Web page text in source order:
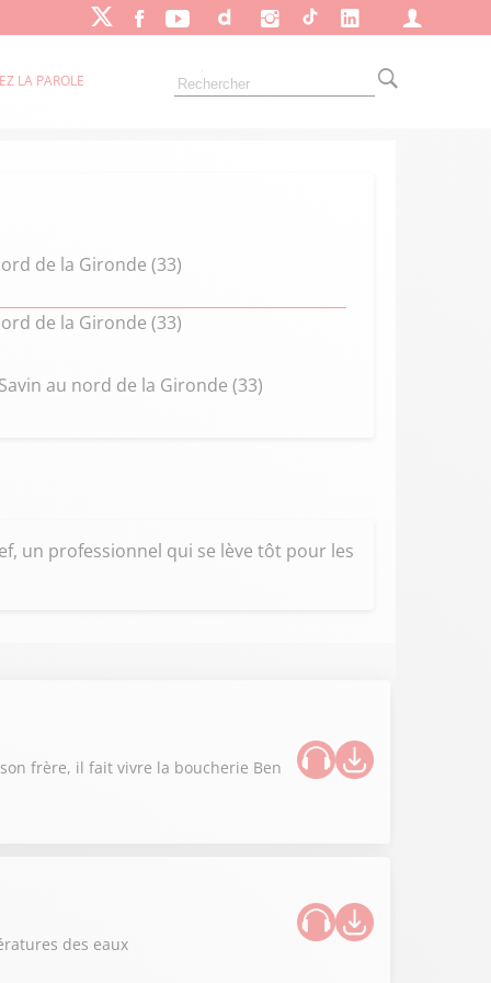
LA PAROLE
de la Gironde (33)
de la Gironde (33)
au nord de la Gironde (33)
un professionnel qui se lève tôt pour les
frère, il fait vivre la boucherie Ben
des eaux